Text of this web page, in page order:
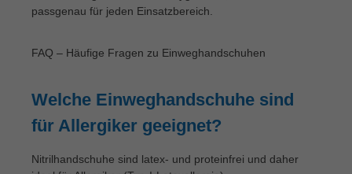
passgenau für jeden Einsatzbereich.
FAQ – Häufige Fragen zu Einweghandschuhen
Welche Einweghandschuhe sind
für Allergiker geeignet?
Nitrilhandschuhe sind latex- und proteinfrei und daher